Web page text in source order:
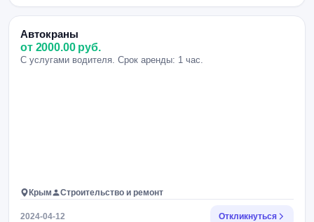
Автокраны
от 2000.00 руб.
С услугами водителя. Срок аренды: 1 час.
Крым Строительство и ремонт
2024-04-12 Откликнуться